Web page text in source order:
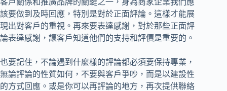
該要做到及時回應，特別是對於正面評論。這樣才能展
現出對客戶的重視。再來要表達感謝，對於那些正面評
論表達感謝，讓客戶知道他們的支持和評價是重要的。
也要記住，不論遇到什麼樣的評論都必須要保持專業，
無論評論的性質如何，不要與客戶爭吵，而是以建設性
的方式回應。或是你可以再評論的地方，再次提供聯絡